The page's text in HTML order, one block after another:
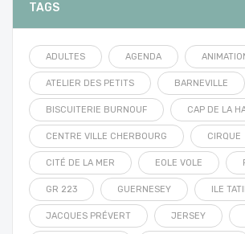
TAGS
ADULTES AGENDA
ATELIER DES PETITS BARNEVILLE
BISCUITERIE BURNOUF CAP DE LA
CENTRE VILLE CHERBOURG CIRQUE
CITÉ DE LA MER EOLE VOLE
GR 223 GUERNESEY ILE
JACQUES PRÉVERT JERSEY